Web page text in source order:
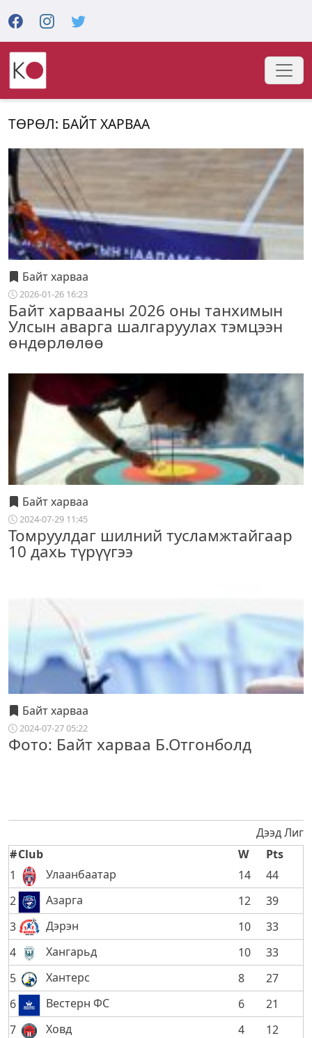
ТӨРӨЛ: БАЙТ ХАРВАА
Байт харваа
2026-01-26 16:23
Байт харвааны 2026 оны танхимын
Улсын аварга шалгаруулах тэмцээн
өндөрлөлөө
Байт харваа
2024-07-29 11:45
Томруулдаг шилний тусламжтайгаар
10 дахь түрүүгээ
Байт харваа
2024-07-27 05:22
Фото: Байт харваа Б.Отгонболд
Дээд Лиг
#Club W
Pts
1
Улаанбаатар 14
44
2
Азарга 12
39
3
Дэрэн 10
33
4
Хангарьд 10
33
5
Хантерс 8
27
6
Вестерн ФС 6
21
7
Ховд 4
12